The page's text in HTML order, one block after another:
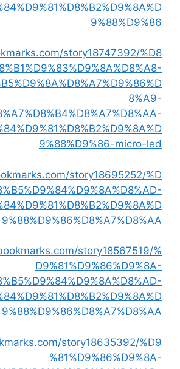
9%88%D9%86
story18747392/%D8
8%A9-
9%88%D9%86-micro-led
story18695252/%D
9%88%D9%86%D8%A7%D8%AA
story18567519/%
D9%81%D9%86%D9%8A-
9%88%D9%86%D8%A7%D8%AA
story18635392/%D9
%81%D9%86%D9%8A-